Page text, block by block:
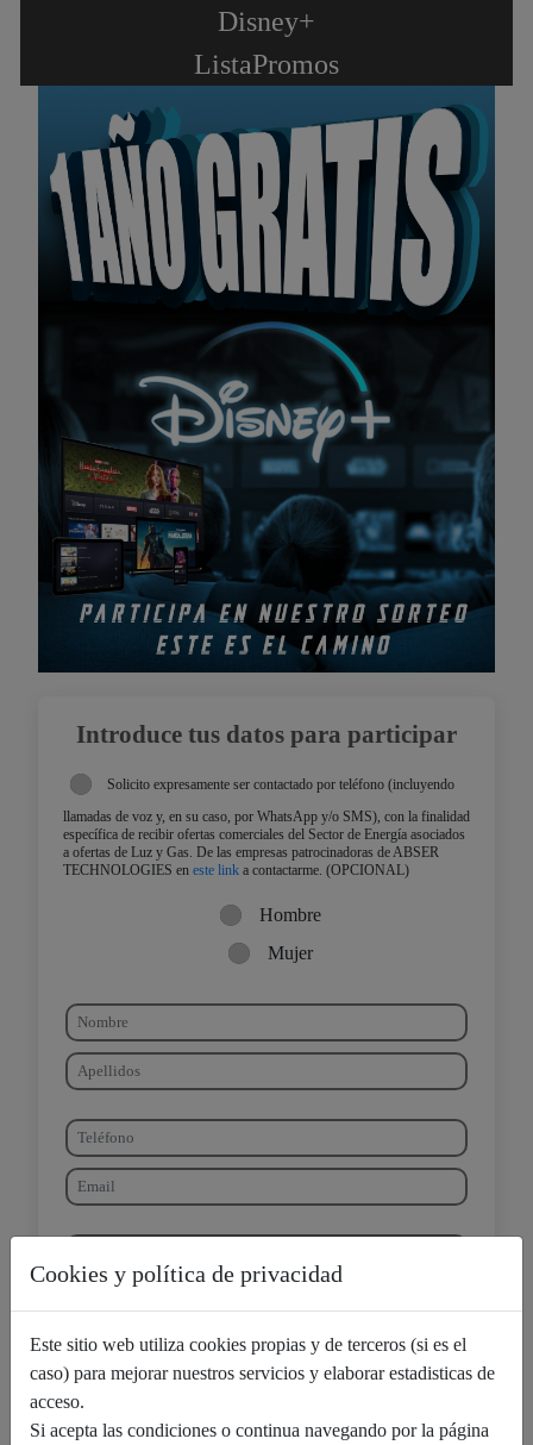
Disney+
ListaPromos
Introduce tus datos para participar
Solicito expresamente ser contactado por teléfono (incluyendo
llamadas de voz y, en su caso, por WhatsApp y/o SMS), con la finalidad
específica de recibir ofertas comerciales del Sector de Energía asociados
a ofertas de Luz y Gas. De las empresas patrocinadoras de ABSER
TECHNOLOGIES en este link a contactarme. (OPCIONAL)
Hombre
Mujer
F. de nacimiento:
Cookies y política de privacidad
Este sitio web utiliza cookies propias y de terceros (si es el
caso) para mejorar nuestros servicios y elaborar estadisticas de
acceso.
Si acepta las condiciones o continua navegando por la página